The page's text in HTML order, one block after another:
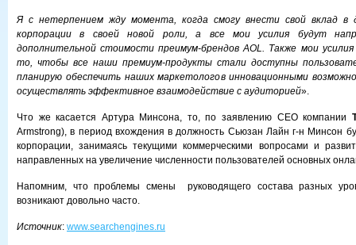
Я с нетерпением жду момента, когда смогу внести свой вклад в
корпорации в своей новой роли, а все мои усилия будут
дополнительной стоимости преимум-брендов AOL. Также мои
то, чтобы все наши премиум-продукты стали доступны
планирую обеспечить наших маркетологов инновационными
осуществлять эффективное взаимодействие с аудиторией».
Что же касается Артура Минсона, то, по заявлению CEO компании
Armstrong), в период вхождения в должность Сьюзан Лайн г-н Минсон
корпорации, занимаясь текущими коммерческими вопросами и
направленных на увеличение численности пользователей основных
Напомним, что проблемы смены руководящего состава разных
возникают довольно часто.
Источник: www.searchengines.ru